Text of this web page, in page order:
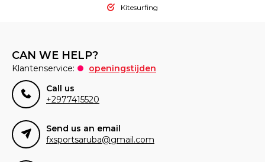
Kitesurfing
CAN WE HELP?
Klantenservice:
openingstijden
Call us
+2977415520
Send us an email
fxsportsaruba@gmail.com